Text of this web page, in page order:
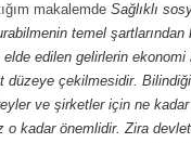
makalemde Sağlıklı
temel şartlarından
elde edilen gelirlerin ekonomi
düzeye çekilmesidir.
ve şirketler için ne
o kadar önemlidir. Zira